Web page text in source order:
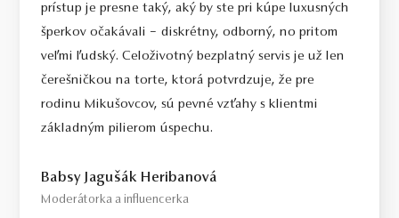
prístup je presne taký, aký by ste pri kúpe luxusných
šperkov očakávali – diskrétny, odborný, no pritom
veľmi ľudský. Celoživotný bezplatný servis je už len
čerešničkou na torte, ktorá potvrdzuje, že pre
rodinu Mikušovcov, sú pevné vzťahy s klientmi
základným pilierom úspechu.
Babsy Jagušák Heribanová
Moderátorka a influencerka